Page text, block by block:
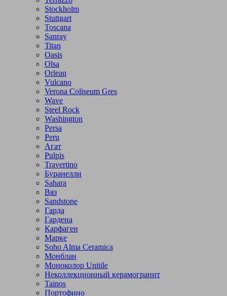
Stockholm
Stuttgart
Toscana
Sanray
Titan
Oasis
Olsa
Orlean
Vulcano
Verona Coliseum Gres
Wave
Steel Rock
Washington
Persa
Peru
Агат
Pulpis
Travertino
Буранелли
Sahara
Вяз
Sandstone
Гарда
Гардена
Карфаген
Марке
Soho Alma Ceramica
Монблан
Моноколор Unitile
Неколлекционный керамогранит
Tainos
Портофино